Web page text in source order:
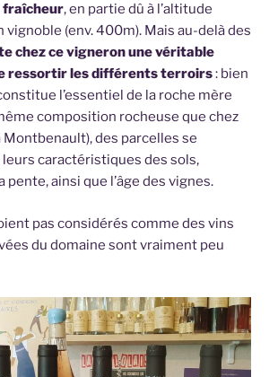
fraîcheur, en partie dû à l’altitude
vignoble (env. 400m). Mais au-delà des
chez ce vigneron une véritable
ressortir les différents terroirs: bien
l’essentiel de la roche mère
composition rocheuse que chez
Montbenault), des parcelles se
caractéristiques des sols,
pente, ainsi que l’âge des vignes.
pas considérés comme des vins
du domaine sont vraiment peu